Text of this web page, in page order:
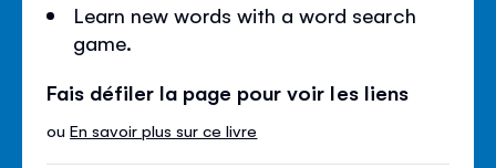
Learn new words with a word search
game.
Fais défiler la page pour voir les liens
ouEn savoir plus sur ce livre